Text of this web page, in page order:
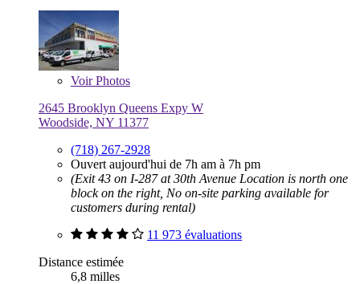
VoirPhotos
2645 Brooklyn Queens Expy W
Woodside, NY 11377
(718) 267-2928
Ouvert aujourd'hui de 7h am à 7h pm
(Exit 43 on I-287 at 30th Avenue Location is north one
block on the right, No on-site parking available for
customers during rental)
11 973 évaluations
Distance estimée
6,8 milles